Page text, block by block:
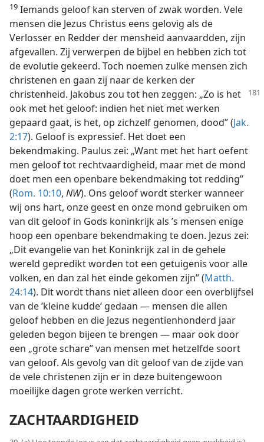
19 Iemands geloof kan sterven of zwak worden. Vele
mensen die Jezus Christus eens gelovig als de
Verlosser en Redder der mensheid aanvaardden, zijn
afgevallen. Zij verwerpen de bijbel en hebben zich tot
de evolutie gekeerd. Toch noemen zulke mensen zich
christenen en gaan zij naar de kerken der
christenheid. Jakobus zou tot hen zeggen: „Zo is het
ook met het geloof: indien het niet met werken
gepaard gaat, is het, op zichzelf genomen, dood” (Jak.
2:17). Geloof is expressief. Het doet een
bekendmaking. Paulus zei: „Want met het hart oefent
men geloof tot rechtvaardigheid, maar met de mond
doet men een openbare bekendmaking tot redding”
(Rom. 10:10, NW). Ons geloof wordt sterker wanneer
wij ons hart, onze geest en onze mond gebruiken om
van dit geloof in Gods koninkrijk als ’s mensen enige
hoop een openbare bekendmaking te doen. Jezus zei:
„Dit evangelie van het Koninkrijk zal in de gehele
wereld gepredikt worden tot een getuigenis voor alle
volken, en dan zal het einde gekomen zijn” (Matth.
24:14). Dit wordt thans niet alleen door een overblijfsel
van de ’kleine kudde’ gedaan — mensen die allen
geloof hebben en die Jezus negentienhonderd jaar
geleden begon bijeen te brengen — maar ook door
een „grote schare” van mensen met hetzelfde soort
van geloof. Als gevolg van dit geloof van de zijde van
de vele christenen zijn er in deze buitengewoon
moeilijke dagen grote werken verricht.
ZACHTAARDIGHEID